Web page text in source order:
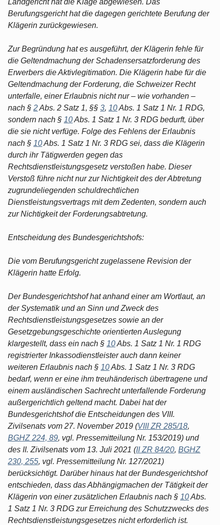
Landgericht hat die Klage abgewiesen. Das
Berufungsgericht hat die dagegen gerichtete Berufung der
Klägerin zurückgewiesen.
Zur Begründung hat es ausgeführt, der Klägerin fehle für
die Geltendmachung der Schadensersatzforderung des
Erwerbers die Aktivlegitimation. Die Klägerin habe für die
Geltendmachung der Forderung, die Schweizer Recht
unterfalle, einer Erlaubnis nicht nur – wie vorhanden –
nach § 2Abs. 2 Satz 1, §§ 3, 10Abs. 1 Satz 1 Nr. 1 RDG,
sondern nach § 10Abs. 1 Satz 1 Nr. 3 RDG bedurft, über
die sie nicht verfüge. Folge des Fehlens der Erlaubnis
nach § 10Abs. 1 Satz 1 Nr. 3 RDG sei, dass die Klägerin
durch ihr Tätigwerden gegen das
Rechtsdienstleistungsgesetz verstoßen habe. Dieser
Verstoß führe nicht nur zur Nichtigkeit des der Abtretung
zugrundeliegenden schuldrechtlichen
Dienstleistungsvertrags mit dem Zedenten, sondern auch
zur Nichtigkeit der Forderungsabtretung.
Entscheidung des Bundesgerichtshofs:
Die vom Berufungsgericht zugelassene Revision der
Klägerin hatte Erfolg.
Der Bundesgerichtshof hat anhand einer am Wortlaut, an
der Systematik und an Sinn und Zweck des
Rechtsdienstleistungsgesetzes sowie an der
Gesetzgebungsgeschichte orientierten Auslegung
klargestellt, dass ein nach § 10Abs. 1 Satz 1 Nr. 1 RDG
registrierter Inkassodienstleister auch dann keiner
weiteren Erlaubnis nach § 10Abs. 1 Satz 1 Nr. 3 RDG
bedarf, wenn er eine ihm treuhänderisch übertragene und
einem ausländischen Sachrecht unterfallende Forderung
außergerichtlich geltend macht. Dabei hat der
Bundesgerichtshof die Entscheidungen des VIII.
Zivilsenats vom 27. November 2019 (VIII ZR 285/18,
BGHZ 224, 89, vgl. Pressemitteilung Nr. 153/2019) und
des II. Zivilsenats vom 13. Juli 2021 (II ZR 84/20, BGHZ
230, 255, vgl. Pressemitteilung Nr. 127/2021)
berücksichtigt. Darüber hinaus hat der Bundesgerichtshof
entschieden, dass das Abhängigmachen der Tätigkeit der
Klägerin von einer zusätzlichen Erlaubnis nach § 10Abs.
1 Satz 1 Nr. 3 RDG zur Erreichung des Schutzzwecks des
Rechtsdienstleistungsgesetzes nicht erforderlich ist.